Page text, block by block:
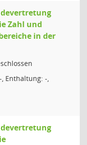
Zahl und
in der
, Enthaltung: -,